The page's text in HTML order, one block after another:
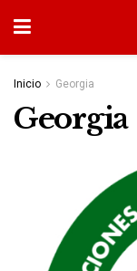
Inicio Georgia
Georgia